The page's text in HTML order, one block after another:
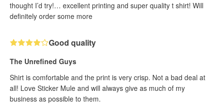
thought I’d try!… excellent printing and super quality t shirt! Will
definitely order some more
Good quality
The Unrefined Guys
Shirt is comfortable and the print is very crisp. Not a bad deal at
all! Love Sticker Mule and will always give as much of my
business as possible to them.